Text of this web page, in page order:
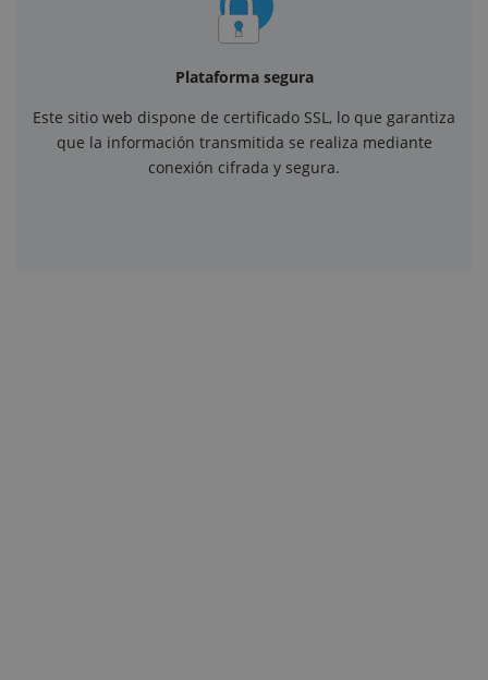
Plataforma segura
Este sitio web dispone de certificado SSL, lo que garantiza
que la información transmitida se realiza mediante
conexión cifrada y segura.